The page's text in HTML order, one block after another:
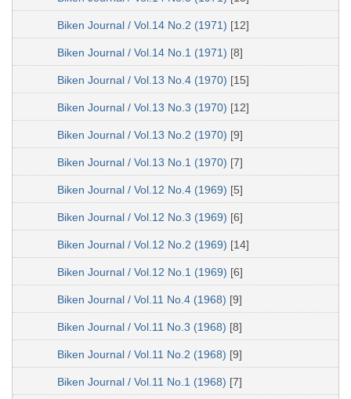
Biken Journal / Vol.14 No.2 (1971) [12]
Biken Journal / Vol.14 No.1 (1971) [8]
Biken Journal / Vol.13 No.4 (1970) [15]
Biken Journal / Vol.13 No.3 (1970) [12]
Biken Journal / Vol.13 No.2 (1970) [9]
Biken Journal / Vol.13 No.1 (1970) [7]
Biken Journal / Vol.12 No.4 (1969) [5]
Biken Journal / Vol.12 No.3 (1969) [6]
Biken Journal / Vol.12 No.2 (1969) [14]
Biken Journal / Vol.12 No.1 (1969) [6]
Biken Journal / Vol.11 No.4 (1968) [9]
Biken Journal / Vol.11 No.3 (1968) [8]
Biken Journal / Vol.11 No.2 (1968) [9]
Biken Journal / Vol.11 No.1 (1968) [7]